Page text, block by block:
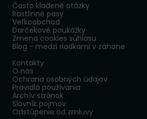
Často kladené otázky
Rastlinné pasy
Veľkoobchod
Darčekové poukážky
Zmena cookies súhlasu
Blog - medzi riadkami v záhone
Kontakty
O nás
Ochrana osobných údajov
Pravidlá používania
Archív stránok
Slovník pojmov
Odstúpenie od zmluvy